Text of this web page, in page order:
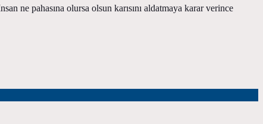
ne pahasına olursa olsun karısını aldatmaya karar verince